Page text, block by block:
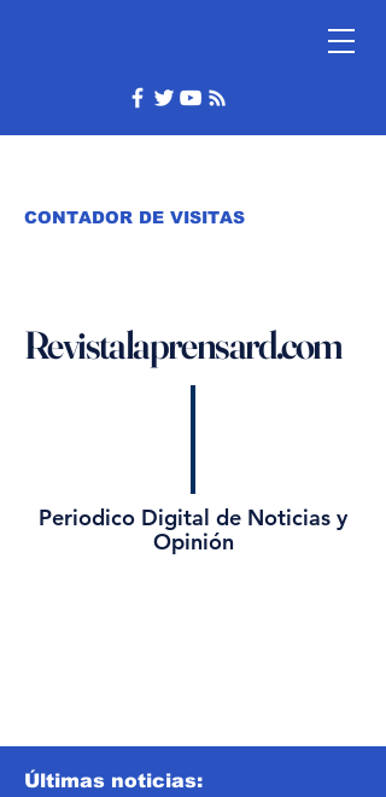
CONTADOR DE VISITAS
Revistalaprensard.com
Periodico Digital de Noticias y
Opinión
Últimas noticias: